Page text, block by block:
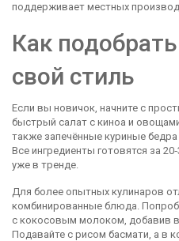
поддерживает местных
Как
свой стиль
Если вы новичок, начните с
быстрый салат с киноа и
также запечённые куриные
Все ингредиенты готовятся за
уже в тренде.
Для более опытных кулинаров
комбинированные блюда.
с кокосовым молоком, добавив в
Подавайте с рисом басмати, а в